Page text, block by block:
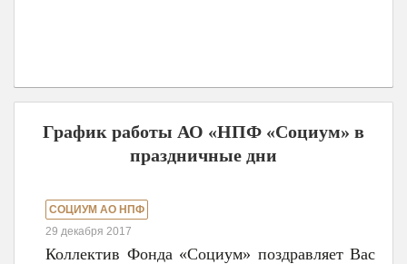
График работы АО «НПФ «Социум» в
праздничные дни
СОЦИУМ АО НПФ
29 декабря 2017
Коллектив Фонда «Социум» поздравляет Вас